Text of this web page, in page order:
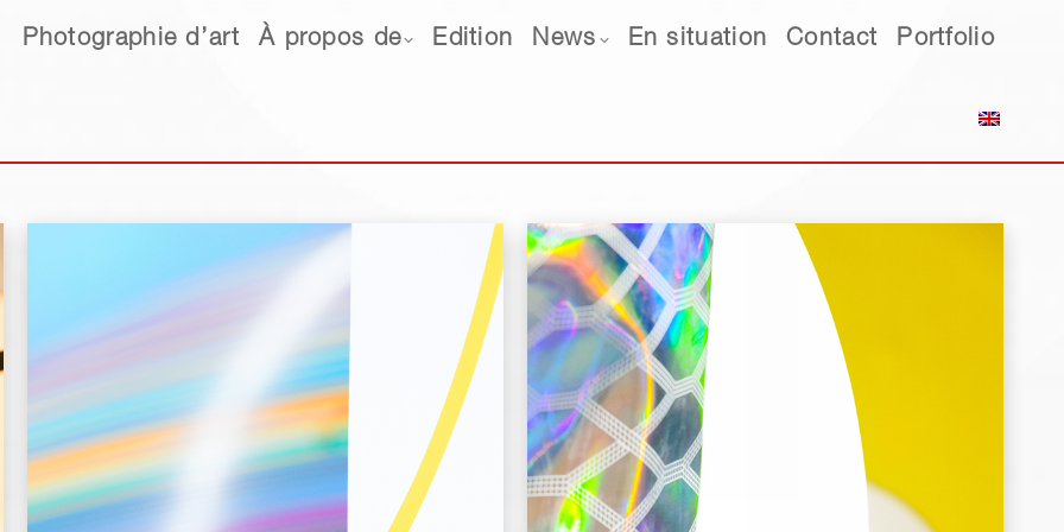
Photographie d’art À propos de Edition News En situation Contact Portfolio
d’art À propos de Edition News En situation Contact Portfolio